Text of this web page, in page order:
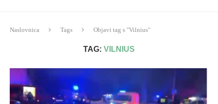
Naslovnica Tags Objavi tag s "Vilnius"
TAG: VILNIUS